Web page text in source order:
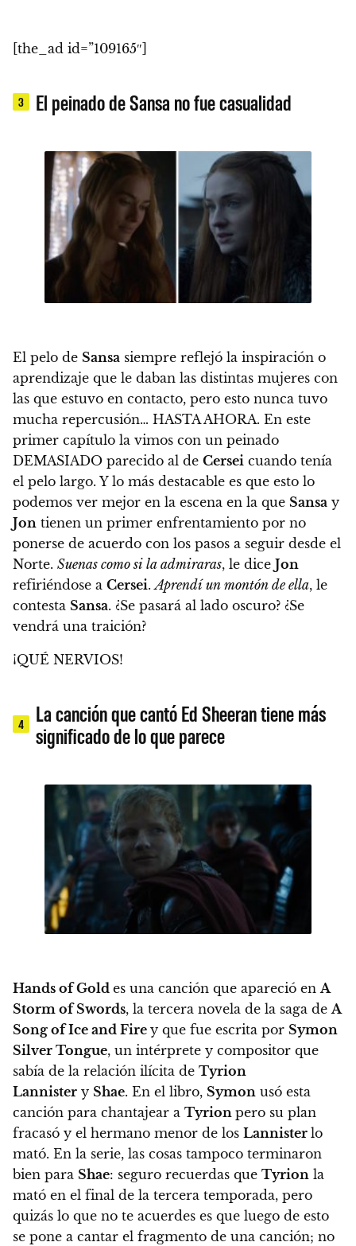
[the_ad id=”109165″]
3 El peinado de Sansa no fue casualidad
El pelo de Sansa siempre reflejó la inspiración o
aprendizaje que le daban las distintas mujeres con
las que estuvo en contacto, pero esto nunca tuvo
mucha repercusión… HASTA AHORA. En este
primer capítulo la vimos con un peinado
DEMASIADO parecido al de Cersei cuando tenía
el pelo largo. Y lo más destacable es que esto lo
podemos ver mejor en la escena en la que Sansa y
Jon tienen un primer enfrentamiento por no
ponerse de acuerdo con los pasos a seguir desde el
Norte. Suenas como si la admiraras, le dice Jon
refiriéndose a Cersei.Aprendí un montón de ella, le
contesta Sansa. ¿Se pasará al lado oscuro? ¿Se
vendrá una traición?
¡QUÉ NERVIOS!
4
La canción que cantó Ed Sheeran tiene más
significado de lo que parece
Hands of Gold es una canción que apareció enA
Storm of Swords, la tercera novela de la saga deA
Song of Ice and Fire y que fue escrita por Symon
Silver Tongue, un intérprete y compositor que
sabía de la relación ilícita de Tyrion
Lannister y Shae. En el libro, Symon usó esta
canción para chantajear a Tyrion pero su plan
fracasó y el hermano menor de los Lannister lo
mató. En la serie, las cosas tampoco terminaron
bien para Shae: seguro recuerdas que Tyrion la
mató en el final de la tercera temporada, pero
quizás lo que no te acuerdes es que luego de esto
se pone a cantar el fragmento de una canción; no